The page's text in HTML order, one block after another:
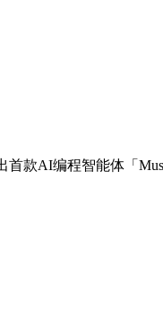
款AI编程智能体「